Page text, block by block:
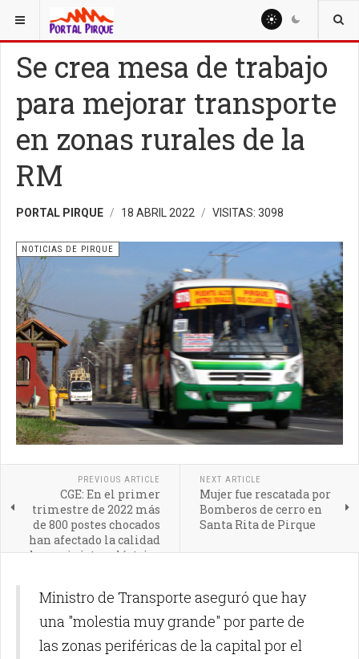
ESTÁ AQUÍ: NOTICIAS
Se crea mesa de trabajo
para mejorar transporte
en zonas rurales de la
RM
PORTAL PIRQUE 18 ABRIL 2022 VISITAS: 3098
NOTICIAS DE PIRQUE
PREVIOUS ARTICLE
CGE: En el primer
trimestre de 2022 más
de 800 postes chocados
han afectado la calidad
de suministro eléctrico
NEXT ARTICLE
Mujer fue rescatada por
Bomberos de cerro en
Santa Rita de Pirque
Ministro de Transporte aseguró que hay
una "molestia muy grande" por parte de
las zonas periféricas de la capital por el